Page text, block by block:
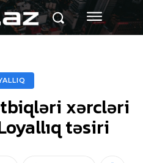
xərcləri
təsiri